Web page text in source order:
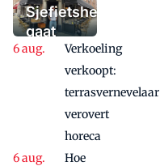
'Iedere dag een
waaaaaanzinnige
aanbieding'
Sjefietshe
gaat
vanwege
succes
maandje
Verkoeling
verkoopt:
terrasvernevelaar
verovert
horeca
Hoe